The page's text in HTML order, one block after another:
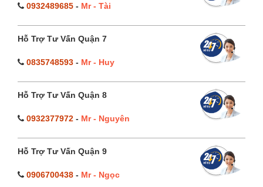
0932489685 - Mr - Tài
Hỗ Trợ Tư Vấn Quận 7
0835748593 - Mr - Huy
Hỗ Trợ Tư Vấn Quận 8
0932377972 - Mr - Nguyên
Hỗ Trợ Tư Vấn Quận 9
0906700438 - Mr - Ngọc